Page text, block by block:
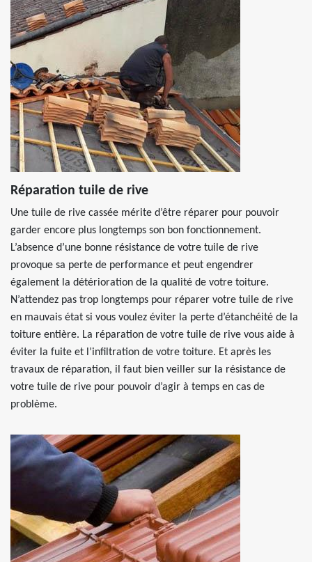
Réparation tuile de rive
Une tuile de rive cassée mérite d’être réparer pour pouvoir
garder encore plus longtemps son bon fonctionnement.
L’absence d’une bonne résistance de votre tuile de rive
provoque sa perte de performance et peut engendrer
également la détérioration de la qualité de votre toiture.
N’attendez pas trop longtemps pour réparer votre tuile de rive
en mauvais état si vous voulez éviter la perte d’étanchéité de la
toiture entière. La réparation de votre tuile de rive vous aide à
éviter la fuite et l’infiltration de votre toiture. Et après les
travaux de réparation, il faut bien veiller sur la résistance de
votre tuile de rive pour pouvoir d’agir à temps en cas de
problème.